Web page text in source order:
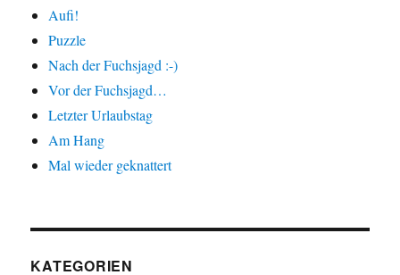
Aufi!
Puzzle
Nach der Fuchsjagd :-)
Vor der Fuchsjagd…
Letzter Urlaubstag
Am Hang
Mal wieder geknattert
KATEGORIEN